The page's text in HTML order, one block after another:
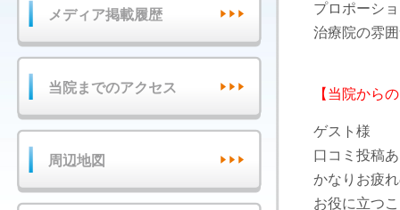
プロポーシ
治療院の雰
【当院から
ゲスト様
口コミ投稿
かなりお疲
お役に立つ
メディア掲載履歴
当院までのアクセス
周辺地図